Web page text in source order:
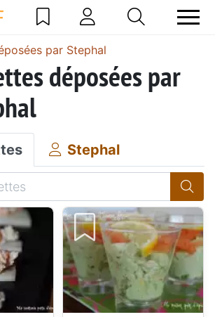
par Stephal
déposées par
Stephal